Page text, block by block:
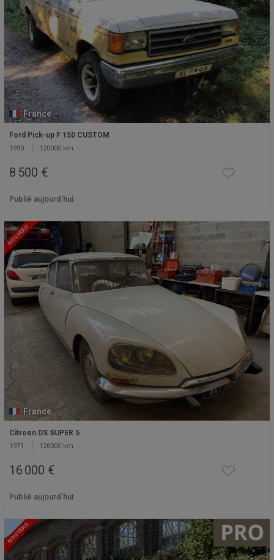
France
Ford Pick-up F 150 CUSTOM
1990 120000 km
8 500 €
Publié aujourd'hui
NOUVEAU
France
Citroen DS SUPER 5
1971 126000 km
16 000 €
Publié aujourd'hui
NOUVEAU